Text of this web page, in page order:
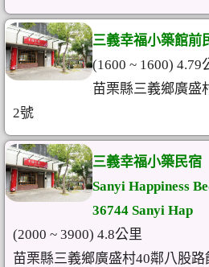
三義幸福小築館前
(1600 ~ 1600) 4.79
苗栗縣三義鄉廣盛
2號
三義幸福小築民宿
Sanyi Happiness
36744 Sanyi Hap
(2000 ~ 3900) 4.8公里
苗栗縣三義鄉廣盛村40鄰八股